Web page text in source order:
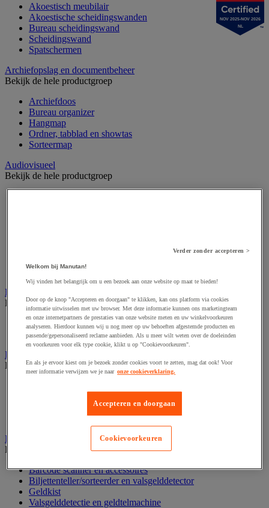
Akoestisch meubilair
Akoestische scheidingswanden
Bureau scheidingswand
Scheidingswand
Spatschermen
Archiefopslag en documentbeheer
Bekijk de hele productgroep
Archiefdoos
Bureau organizer
Hangmap
Ordner, tabblad en showtas
Sorteermap
Audiovisueel
Bekijk de hele productgroep
Tv, dvd-speler en Blu-ray
Bewegwijzering en aanduidingsborden
Bekijk de hele productgroep
Deurnaambord
Pictogram
Folderrek en -houder
Bekijk de hele productgroep
Tafel folderstandaard
Wandfolderhouder
Inname en beheer van geld
Bekijk de hele productgroep
Barcode scanner en accessoires
Biljettenteller/sorteerder en valsgelddetector
Geldkist
Valsgelddetectie en geldtelmachine
NOV 2025-NOV 2026
NL
Verder zonder accepteren >
Welkom bij Manutan!
Wij vinden het belangrijk om u een bezoek aan onze website op maat te bieden!
Door op de knop "Accepteren en doorgaan" te klikken, kan ons platform via cookies
informatie uitwisselen met uw browser. Met deze informatie kunnen ons marketingteam
en onze internetpartners de prestaties van onze website meten en uw winkelvoorkeuren
analyseren. Hierdoor kunnen wij u nog meer op uw behoeften afgestemde producten en
passende/gepersonaliseerd reclame aanbieden. Als u meer wilt weten over de doeleinden
en voorkeuren voor elk type cookie, klikt u op "Cookievoorkeuren".
En als je ervoor kiest om je bezoek zonder cookies voort te zetten, mag dat ook! Voor
meer informatie verwijzen we je naar onze cookieverklaring.
Accepteren en doorgaan
Cookievoorkeuren